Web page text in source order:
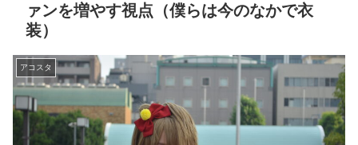
ァンを増やす視点（僕らは今のなかで衣
装）
アコスタ